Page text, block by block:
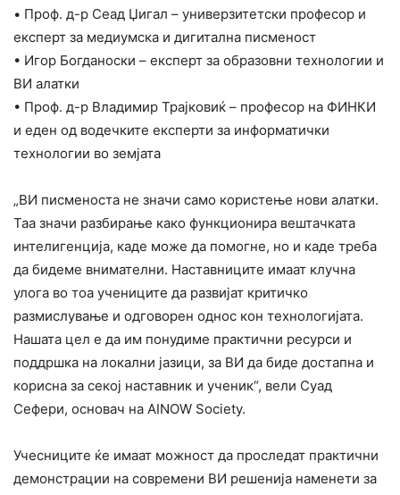
• Проф. д-р Сеад Џигал – универзитетски професор и
експерт за медиумска и дигитална писменост
• Игор Богданоски – експерт за образовни технологии и
ВИ алатки
• Проф. д-р Владимир Трајковиќ – професор на ФИНКИ
и еден од водечките експерти за информатички
технологии во земјата
„ВИ писменоста не значи само користење нови алатки.
Таа значи разбирање како функционира вештачката
интелигенција, каде може да помогне, но и каде треба
да бидеме внимателни. Наставниците имаат клучна
улога во тоа учениците да развијат критичко
размислување и одговорен однос кон технологијата.
Нашата цел е да им понудиме практични ресурси и
поддршка на локални јазици, за ВИ да биде достапна и
корисна за секој наставник и ученик“, вели Суад
Сефери, основач на AINOW Society.
Учесниците ќе имаат можност да проследат практични
демонстрации на современи ВИ решенија наменети за